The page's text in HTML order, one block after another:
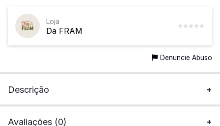
Da FRAM
Loja
Denuncie Abuso
Descrição
Avaliações (0)